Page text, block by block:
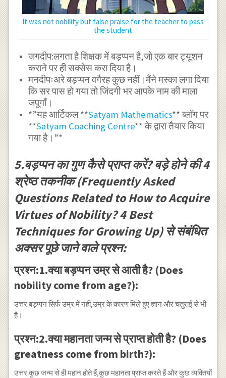
It was not nobility but false praise for the teacher to pass
the student
जगदीप:लगता है शिक्षक में बड़प्पन है,जो एक बार ट्यूशन
कराने पर ही सक्सेस करा दिया है।
मनदीपःअरे बड़प्पन वगैरह कुछ नहीं।मैंने मस्का लगा दिया
कि सर पास हो गया तो जिंदगी भर आपके नाम की माला
जपूगाँ।
*”यह आर्टिकल **Satyam Mathematics** ब्लॉग पर
**Satyam Coaching Centre** के द्वारा तैयार किया
गया है।”*
5.बड़प्पन का गुण कैसे प्राप्त करें? बड़े होने की 4
श्रेष्ठ तकनीक (Frequently Asked
Questions Related to How to Acquire
Virtues of Nobility? 4 Best
Techniques for Growing Up) से संबंधित
अक्सर पूछे जाने वाले प्रश्न:
प्रश्न:1.क्या बड़प्पन उम्र से आती है? (Does
nobility come from age?):
उत्तर:बड़प्पन सिर्फ उम्र में नहीं,उम्र के कारण मिले हुए ज्ञान और चतुराई से भी
है।
प्रश्न:2.क्या महानता जन्म से प्राप्त होती है? (Does
greatness come from birth?):
उत्तर:कुछ जन्म से ही महान होते हैं,कुछ महानता प्राप्त करते हैं और कुछ व्यक्तियों